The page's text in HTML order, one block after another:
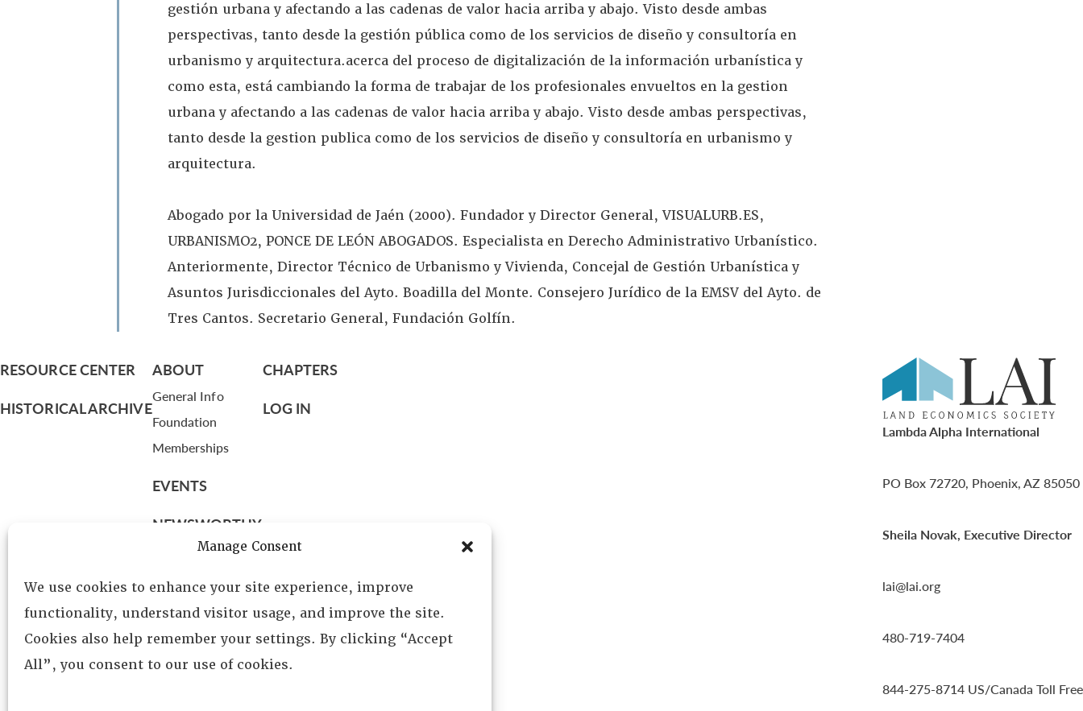
Manage Consent
We use cookies to enhance your site experience, improve
functionality, understand visitor usage, and improve the site.
Cookies also help remember your settings. By clicking “Accept
All”, you consent to our use of cookies.
gestión urbana y afectando a las cadenas de valor hacia arriba y abajo.Visto desde ambas
perspectivas, tanto desde la gestión pública como de los servicios de diseño y consultoría en
urbanismo y arquitectura.acerca del proceso de digitalización de la información urbanística y
como esta, está cambiando la forma de trabajar de los profesionales envueltos en la gestion
urbana y afectando a las cadenas de valor hacia arriba y abajo. Visto desde ambas perspectivas,
tanto desde la gestion publica como de los servicios de diseño y consultoría en urbanismo y
arquitectura.
Abogado por la Universidad de Jaén (2000). Fundador y Director General, VISUALURB.ES,
URBANISMO2, PONCE DE LEÓN ABOGADOS. Especialista en Derecho Administrativo Urbanístico.
Anteriormente, Director Técnico de Urbanismo y Vivienda, Concejal de Gestión Urbanística y
Asuntos Jurisdiccionales del Ayto. Boadilla del Monte. Consejero Jurídico de la EMSV del Ayto. de
Tres Cantos. Secretario General, Fundación Golfín.
RESOURCE CENTER
HISTORICAL ARCHIVE
ABOUT
General Info
Foundation
Memberships
EVENTS
NEWSWORTHY
Leadership
Fellows
Committees
Awards
CHAPTERS
LOG IN
Lambda Alpha International
PO Box 72720, Phoenix, AZ 85050
Sheila Novak, Executive Director
lai@lai.org
480-719-7404
844-275-8714 US/Canada Toll Free